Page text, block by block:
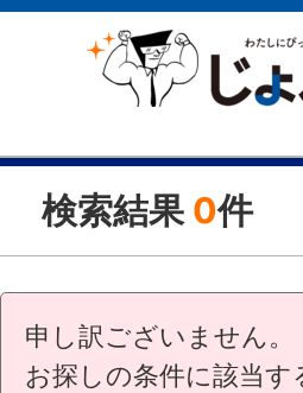
検索結果 0件
申し訳ございません。
お探しの条件に該当